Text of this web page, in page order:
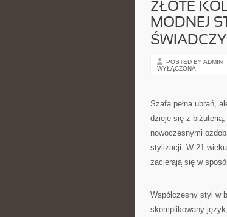
ZŁOTE
MODNEJ
ŚWIADCZY
POSTED BY ADMIN
WYŁĄCZONA
Szafa pełna ubrań,
dzieje się z
nowoczesnymi
stylizacji. W 21
zacierają się w
Współczesny styl w
skomplikowany